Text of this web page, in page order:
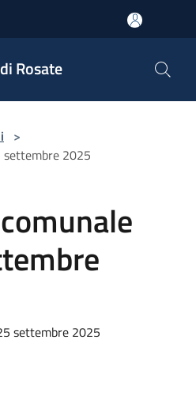
Rosate
>
settembre 2025
settembre 2025